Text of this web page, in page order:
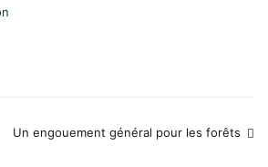
Un engouement général pour les forêts